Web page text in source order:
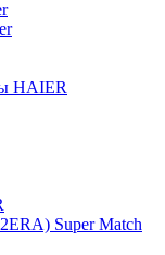
HAIER
Super Match